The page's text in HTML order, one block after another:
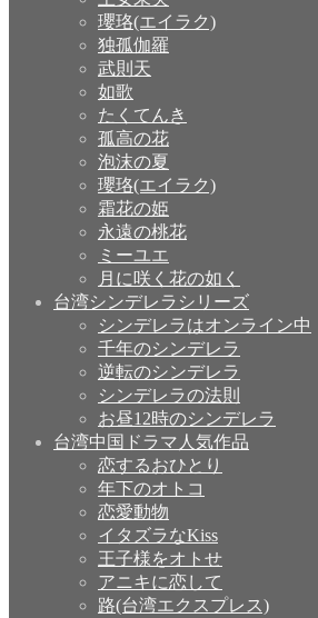
瓔珞(エイラク)
独孤伽羅
武則天
如歌
たくてんき
孤高の花
泡沫の夏
瓔珞(エイラク)
霜花の姫
永遠の桃花
ミーユエ
月に咲く花の如く
台湾シンデレラシリーズ
シンデレラはオンライン中
千年のシンデレラ
逆転のシンデレラ
シンデレラの法則
お昼12時のシンデレラ
台湾中国ドラマ人気作品
恋するおひとり
年下のオトコ
恋愛動物
イタズラなKiss
王子様をオトせ
アニキに恋して
路(台湾エクスプレス)